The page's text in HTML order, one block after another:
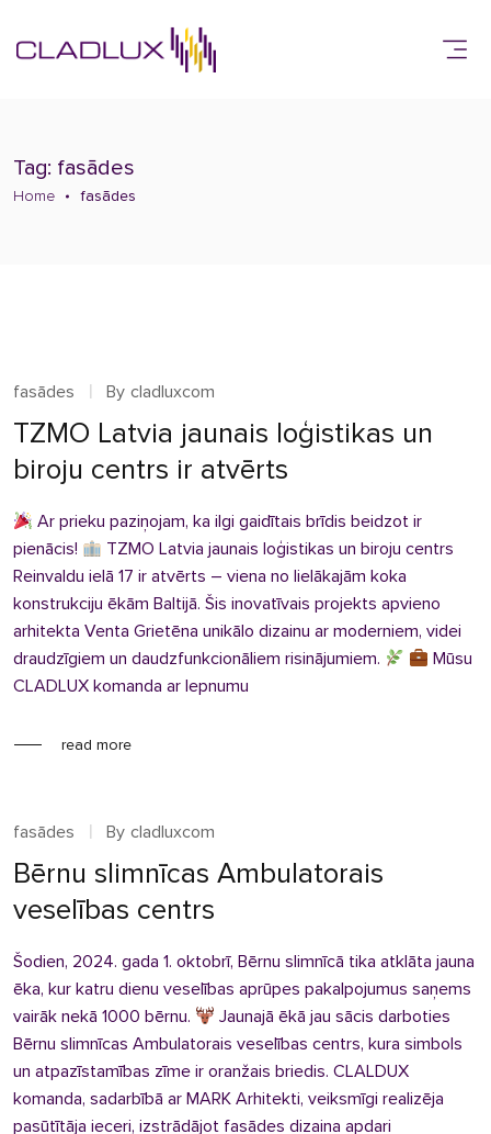
Tag: fasādes
Home fasādes
fasādes By cladluxcom
TZMO Latvia jaunais loģistikas un
biroju centrs ir atvērts
Ar prieku paziņojam, ka ilgi gaidītais brīdis beidzot ir
pienācis!
TZMO Latvia jaunais loģistikas un biroju centrs
Reinvaldu ielā 17 ir atvērts – viena no lielākajām koka
konstrukciju ēkām Baltijā. Šis inovatīvais projekts apvieno
arhitekta Venta Grietēna unikālo dizainu ar moderniem, videi
draudzīgiem un daudzfunkcionāliem risinājumiem.
Mūsu
CLADLUX komanda ar lepnumu
read more
fasādes By cladluxcom
Bērnu slimnīcas Ambulatorais
veselības centrs
Šodien, 2024. gada 1. oktobrī, Bērnu slimnīcā tika atklāta jauna
ēka, kur katru dienu veselības aprūpes pakalpojumus saņems
vairāk nekā 1000 bērnu.
Jaunajā ēkā jau sācis darboties
Bērnu slimnīcas Ambulatorais veselības centrs, kura simbols
un atpazīstamības zīme ir oranžais briedis. CLALDUX
komanda, sadarbībā ar MARK Arhitekti, veiksmīgi realizēja
pasūtītāja ieceri, izstrādājot fasādes dizaina apdari